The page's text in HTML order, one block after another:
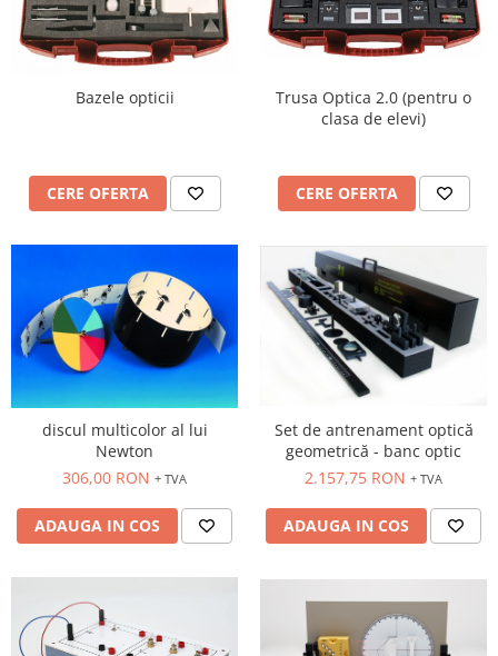
Bazele opticii
CERE OFERTA
Trusa Optica 2.0 (pentru o
clasa de elevi)
CERE OFERTA
discul multicolor al lui
Newton
306,00 RON + TVA
ADAUGA IN COS
Set de antrenament optică
geometrică - banc optic
2.157,75 RON + TVA
ADAUGA IN COS